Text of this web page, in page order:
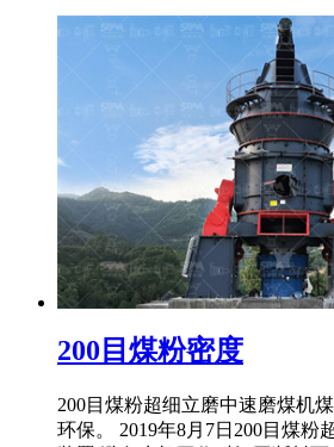
200目煤粉密度
200目煤粉超细立磨中速磨煤机
环保。 2019年8月7日200目煤粉